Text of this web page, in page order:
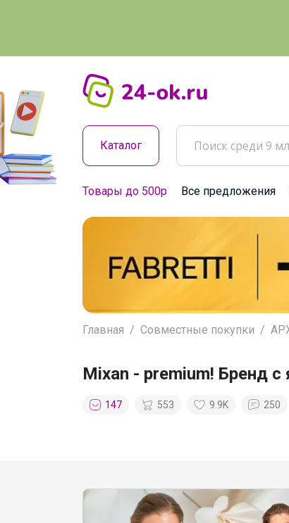
Каталог
Товары до 500р Все предложения
Главная Совместные покупки
Mixan - premium! Бренд
147 553 9.9K 250